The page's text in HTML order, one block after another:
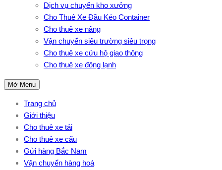
Dịch vụ chuyển kho xưởng
Cho Thuê Xe Đầu Kéo Container
Cho thuê xe nâng
Vận chuyển siêu trường siêu trọng
Cho thuê xe cứu hộ giao thông
Cho thuê xe đông lạnh
Mở Menu
Trang chủ
Giới thiệu
Cho thuê xe tải
Cho thuê xe cẩu
Gửi hàng Bắc Nam
Vận chuyển hàng hoá